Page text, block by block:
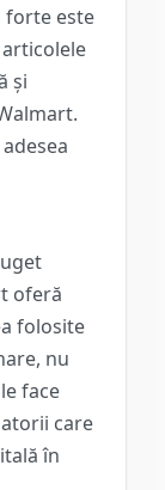
forte este
și
oferă
folosite
nu
face
care
în